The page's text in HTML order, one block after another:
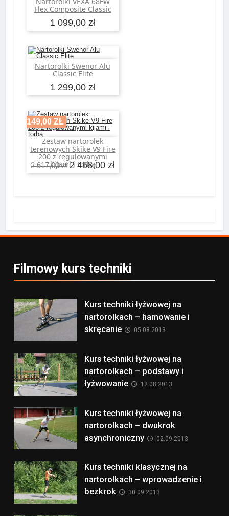
Flex Composite Classic
1 099,00 zł
Dodaj do koszyka
Nartorolki Swenor Alu
Classic Elite
1 299,00 zł
Dodaj do koszyka
-149,00 ZŁ
Zestaw nartorolek
terenowych Skike V9 Fire
200 z regulowanymi
kijami i torbą
2 617,00 zł 2 468,00 zł
Dodaj do koszyka
Filmowy kurs techniki
Kurs techniki łyżwowej na
nartorolkach – hamowanie i
skręcanie
05.08.2013
Kurs techniki łyżwowej na
nartorolkach – podstawy i
łyżwowanie
12.08.2013
Kurs techniki łyżwowej na
nartorolkach – dwukrok
asynchroniczny
02.09.2013
Kurs techniki klasycznej na
nartorolkach – wprowadzenie i
bezkrok
30.09.2013